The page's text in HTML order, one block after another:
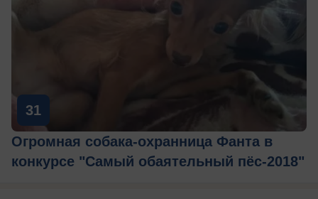
31
Огромная собака-охранница Фанта в
конкурсе "Самый обаятельный пёс-2018"